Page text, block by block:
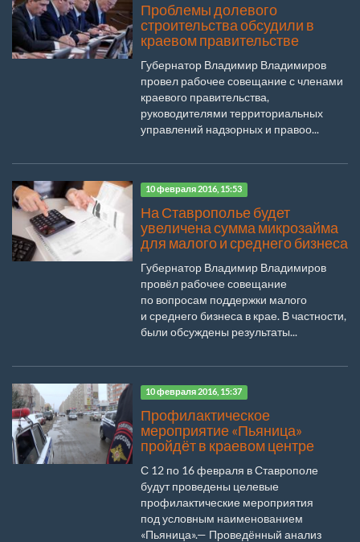
Проблемы долевого
строительства обсудили в
краевом правительстве
Губернатор Владимир Владимиров
провел рабочее совещание с членами
краевого правительства,
руководителями территориальных
управлений надзорных и правоо...
10 февраля 2016, 15:53
На Ставрополье будет
увеличена сумма микрозайма
для малого и среднего бизнеса
Губернатор Владимир Владимиров
провёл рабочее совещание
по вопросам поддержки малого
и среднего бизнеса в крае. В частности,
были обсуждены результаты...
10 февраля 2016, 15:37
Профилактическое
мероприятие «Пьяница»
пройдёт в краевом центре
С 12 по 16 февраля в Ставрополе
будут проведены целевые
профилактические мероприятия
под условным наименованием
«Пьяница».— Проведённый анализ